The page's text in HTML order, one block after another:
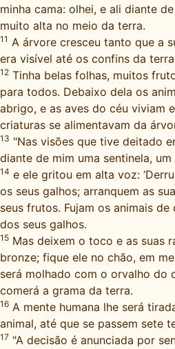
minha cama: olhei, e ali diante
muito alta no meio da terra.
11 A árvore cresceu tanto que a
era visível até os confins da
12 Tinha belas folhas, muitos
para todos. Debaixo dela os
abrigo, e as aves do céu viviam
criaturas se alimentavam da
13 "Nas visões que tive deitado
diante de mim uma sentinela,
14 e ele gritou em alta voz:
os seus galhos; arranquem as
seus frutos. Fujam os animais
dos seus galhos.
15 Mas deixem o toco e as suas
bronze; fique ele no chão, em
será molhado com o orvalho do
comerá a grama da terra.
16 A mente humana lhe será
animal, até que se passem sete
17 "A decisão é anunciada por